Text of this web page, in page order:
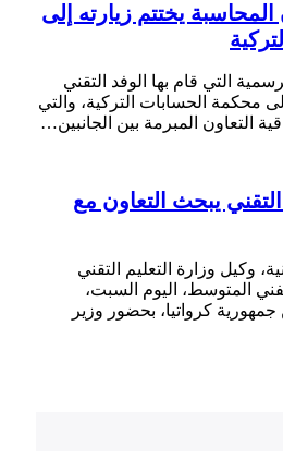
المحاسبة يختتم زيارته إلى
التي قام بها الوفد التقني
محكمة الحسابات التركية، والتي
التعاون المبرمة بين الجانبين…
يبحث التعاون مع
وكيل وزارة التعليم التقني
المتوسط، اليوم السبت،
كرواتيا، بحضور وزير